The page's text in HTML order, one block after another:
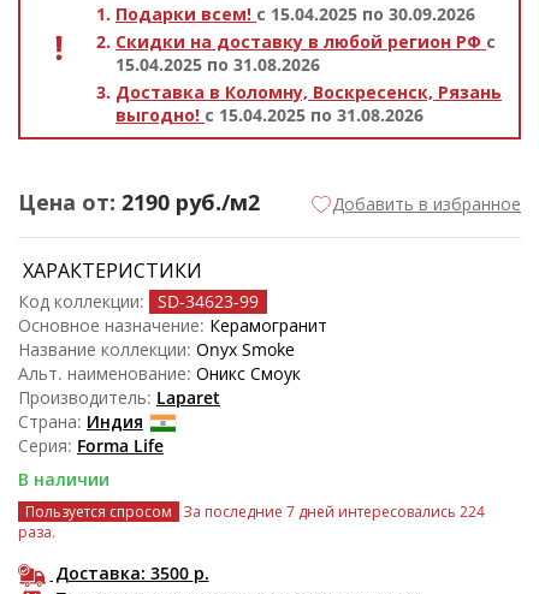
Подарки всем! с 15.04.2025 по 30.09.2026
Скидки на доставку в любой регион РФ с
15.04.2025 по 31.08.2026
Доставка в Коломну, Воскресенск, Рязань
выгодно! с 15.04.2025 по 31.08.2026
Цена от: 2190 руб./м2 Добавить в избранное
ХАРАКТЕРИСТИКИ
Код коллекции: SD-34623-99
Основное назначение: Керамогранит
Название коллекции: Onyx Smoke
Альт. наименование: Оникс Смоук
Производитель: Laparet
Страна: Индия
Серия: Forma Life
В наличии
Пользуется спросом
За последние 7 дней интересовались 224
раза.
Доставка: 3500 р.